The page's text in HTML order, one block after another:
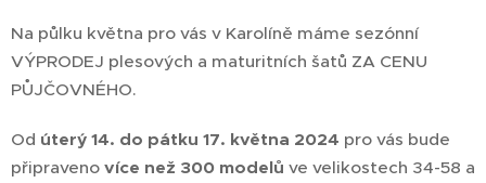
Na půlku května pro vás v Karolíně máme sezónní
VÝPRODEJ plesových a maturitních šatů ZA CENU
PŮJČOVNÉHO.
Od úterý 14. do pátku 17. května 2024 pro vás bude
připraveno více než 300 modelů ve velikostech 34-58 a